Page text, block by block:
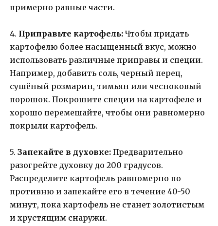
примерно равные части.
4. Приправьте картофель: Чтобы придать
картофелю более насыщенный вкус, можно
использовать различные приправы и специи.
Например, добавить соль, черный перец,
сушёный розмарин, тимьян или чесноковый
порошок. Покрошите специи на картофеле и
хорошо перемешайте, чтобы они равномерно
покрыли картофель.
5. Запекайте в духовке: Предварительно
разогрейте духовку до 200 градусов.
Распределите картофель равномерно по
противню и запекайте его в течение 40-50
минут, пока картофель не станет золотистым
и хрустящим снаружи.